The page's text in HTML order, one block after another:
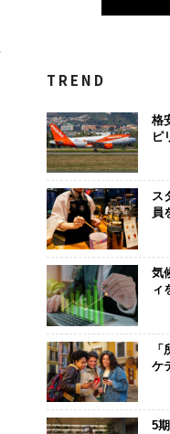
TREND
格
ピ
ス
員
気
ィ
ケ
5